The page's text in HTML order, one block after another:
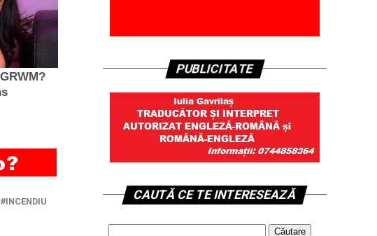
INCENDIU
PUBLICITATE
CAUTĂ CE TE INTERESEAZĂ